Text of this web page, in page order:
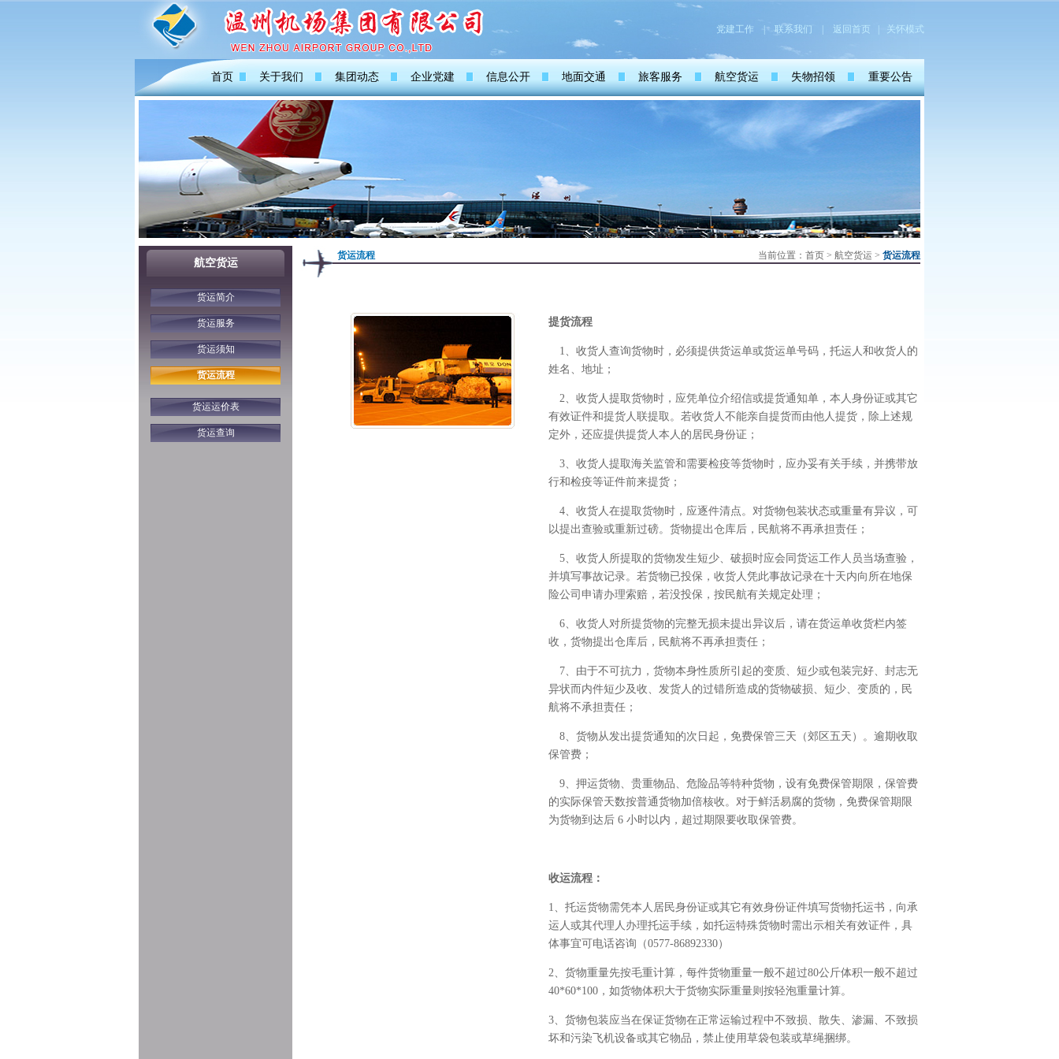
党建工作 | 联系我们 返回首页 | 关怀模式
首页 关于我们 集团动态 企业党建 信息公开 地面交通 旅客服务 航空货运 失物招领 重要公告
航空货运
货运简介
货运服务
货运须知
货运流程
货运运价表
货运查询
货运流程 当前位置： 首页 > 航空货运 > 货运流程
提货流程
1、收货人查询货物时，必须提供货运单或货运单号码，托运人和收货人的
姓名、地址；
2、收货人提取货物时，应凭单位介绍信或提货通知单，本人身份证或其它
有效证件和提货人联提取。若收货人不能亲自提货而由他人提货，除上述规
定外，还应提供提货人本人的居民身份证；
3、收货人提取海关监管和需要检疫等货物时，应办妥有关手续，并携带放
行和检疫等证件前来提货；
4、收货人在提取货物时，应逐件清点。对货物包装状态或重量有异议，可
以提出查验或重新过磅。货物提出仓库后，民航将不再承担责任；
5、收货人所提取的货物发生短少、破损时应会同货运工作人员当场查验，
并填写事故记录。若货物已投保，收货人凭此事故记录在十天内向所在地保
险公司申请办理索赔，若没投保，按民航有关规定处理；
6、收货人对所提货物的完整无损未提出异议后，请在货运单收货栏内签
收，货物提出仓库后，民航将不再承担责任；
7、由于不可抗力，货物本身性质所引起的变质、短少或包装完好、封志无
异状而内件短少及收、发货人的过错所造成的货物破损、短少、变质的，民
航将不承担责任；
8、货物从发出提货通知的次日起，免费保管三天（郊区五天）。逾期收取
保管费；
9、押运货物、贵重物品、危险品等特种货物，设有免费保管期限，保管费
的实际保管天数按普通货物加倍核收。对于鲜活易腐的货物，免费保管期限
为货物到达后 6 小时以内，超过期限要收取保管费。
收运流程：
1、托运货物需凭本人居民身份证或其它有效身份证件填写货物托运书，向承
运人或其代理人办理托运手续，如托运特殊货物时需出示相关有效证件，具
体事宜可电话咨询（0577-86892330）
2、货物重量先按毛重计算，每件货物重量一般不超过80公斤体积一般不超过
40*60*100，如货物体积大于货物实际重量则按轻泡重量计算。
3、货物包装应当在保证货物在正常运输过程中不致损、散失、渗漏、不致损
坏和污染飞机设备或其它物品，禁止使用草袋包装或草绳捆绑。